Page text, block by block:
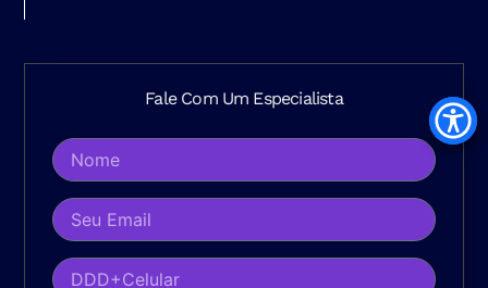
Fale Com Um Especialista